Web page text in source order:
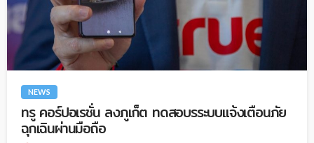
NEWS
ทรู คอร์ปอเรชั่น ลงภูเก็ต ทดสอบรระบบแจ้งเตือนภัย
ฉุกเฉินผ่านมือถือ